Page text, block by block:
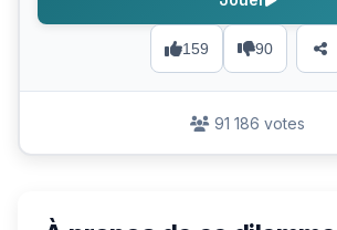
159 90
91 186 votes